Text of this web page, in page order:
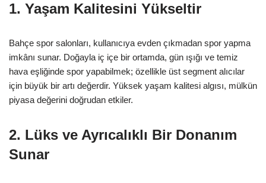
1. Yaşam Kalitesini Yükseltir
Bahçe spor salonları, kullanıcıya evden çıkmadan spor yapma
imkânı sunar. Doğayla iç içe bir ortamda, gün ışığı ve temiz
hava eşliğinde spor yapabilmek; özellikle üst segment alıcılar
için büyük bir artı değerdir. Yüksek yaşam kalitesi algısı, mülkün
piyasa değerini doğrudan etkiler.
2. Lüks ve Ayrıcalıklı Bir Donanım
Sunar